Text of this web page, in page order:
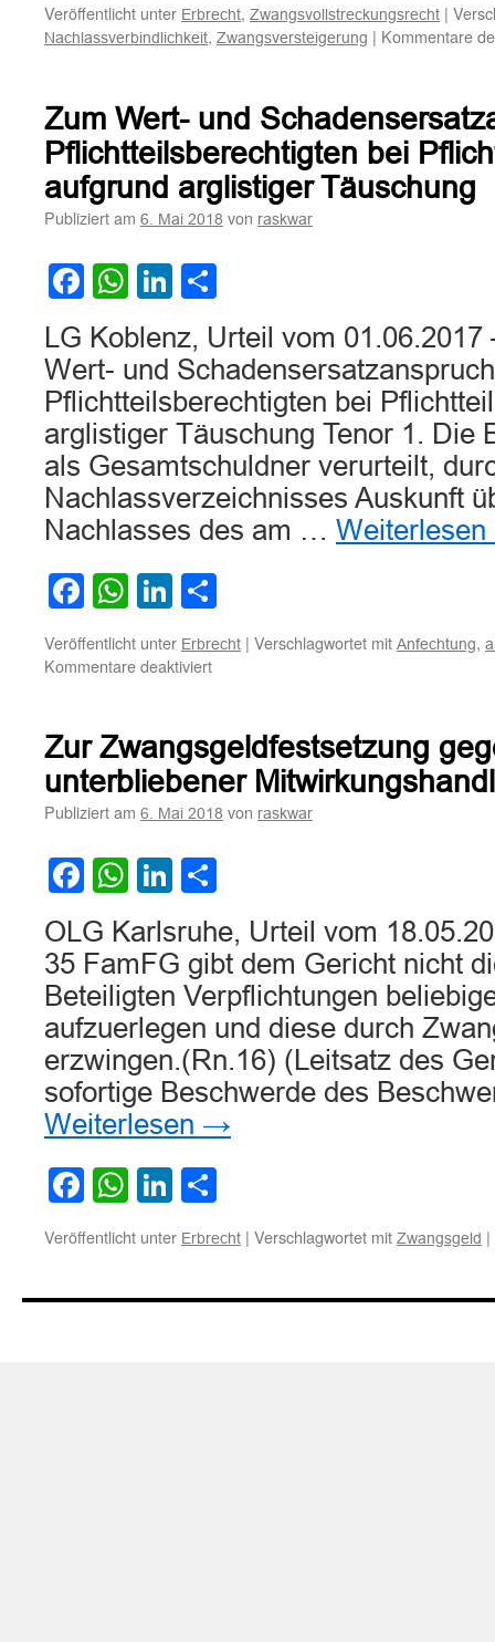
Veröffentlicht unter Erbrecht, Zwangsvollstreckungsrecht |
Nachlassverbindlichkeit, Zwangsversteigerung | Kommentare
Zum Wert- und
Pflichtteilsberechtigten bei
aufgrund arglistiger Täuschung
Publiziert am 6. Mai 2018 von raskwar
Facebook
WhatsApp
LinkedIn
LG Koblenz, Urteil vom
Wert- und
Pflichtteilsberechtigten bei
arglistiger Täuschung Tenor 1. Die
als Gesamtschuldner verurteilt,
Nachlassverzeichnisses Auskunft
Nachlasses des am … Weiterlesen
Facebook
WhatsApp
LinkedIn
Veröffentlicht unter Erbrecht | Verschlagwortet mit Anfechtung,
Kommentare deaktiviertfür
Schadensersatzanspruch
des
Pflichtteilsberechtigten
bei
aufgrund
arglistiger
Zur Zwangsgeldfestsetzung
unterbliebener
Publiziert am 6. Mai 2018 von raskwar
Facebook
WhatsApp
LinkedIn
OLG Karlsruhe, Urteil vom
35 FamFG gibt dem Gericht nicht
Beteiligten Verpflichtungen
aufzuerlegen und diese durch
erzwingen.(Rn.16) (Leitsatz des
sofortige Beschwerde des
Weiterlesen →
Facebook
WhatsApp
LinkedIn
Veröffentlicht unter Erbrecht | Verschlagwortet mit Zwangsgeld |